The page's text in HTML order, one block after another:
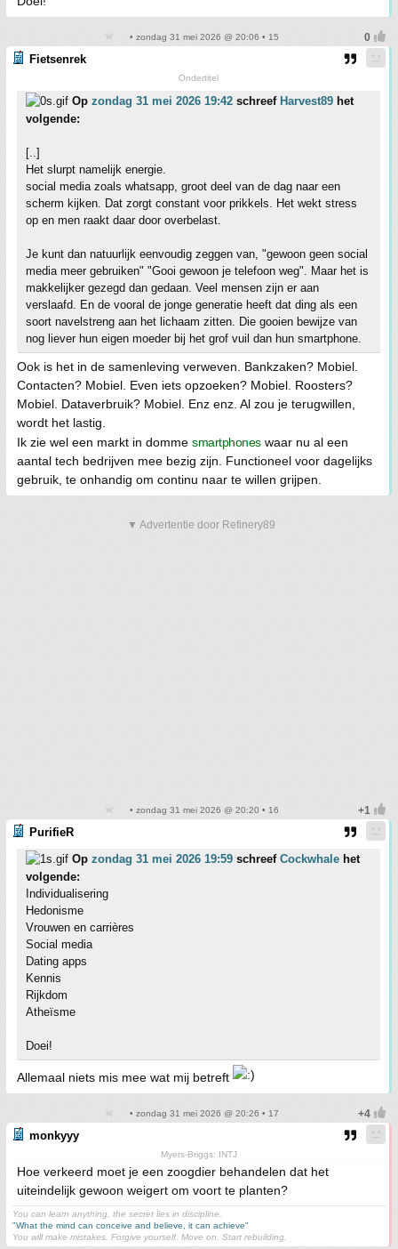
• zondag 31 mei 2026 @ 20:06 • 15
Fietsenrek
Ondertitel
Op zondag 31 mei 2026 19:42 schreef Harvest89 het
volgende:
[..]
Het slurpt namelijk energie.
social media zoals whatsapp, groot deel van de dag naar een
scherm kijken. Dat zorgt constant voor prikkels. Het wekt stress
op en men raakt daar door overbelast.
Je kunt dan natuurlijk eenvoudig zeggen van, "gewoon geen social
media meer gebruiken" "Gooi gewoon je telefoon weg". Maar het is
makkelijker gezegd dan gedaan. Veel mensen zijn er aan
verslaafd. En de vooral de jonge generatie heeft dat ding als een
soort navelstreng aan het lichaam zitten. Die gooien bewijze van
nog liever hun eigen moeder bij het grof vuil dan hun smartphone.
Ook is het in de samenleving verweven. Bankzaken? Mobiel.
Contacten? Mobiel. Even iets opzoeken? Mobiel. Roosters?
Mobiel. Dataverbruik? Mobiel. Enz enz. Al zou je terugwillen,
wordt het lastig.
Ik zie wel een markt in domme smartphoneswaar nu al een
aantal tech bedrijven mee bezig zijn. Functioneel voor dagelijks
gebruik, te onhandig om continu naar te willen grijpen.
▼ Advertentie door Refinery89
• zondag 31 mei 2026 @ 20:20 • 16
PurifieR
Op zondag 31 mei 2026 19:59 schreef Cockwhale het
volgende:
Individualisering
Hedonisme
Vrouwen en carrières
Social media
Dating apps
Kennis
Rijkdom
Atheïsme
Doei!
Allemaal niets mis mee wat mij betreft
• zondag 31 mei 2026 @ 20:26 • 17
monkyyy
Myers-Briggs: INTJ
Hoe verkeerd moet je een zoogdier behandelen dat het
uiteindelijk gewoon weigert om voort te planten?
You can learn anything, the secret lies in discipline.
"What the mind can conceive and believe, it can achieve"
You will make mistakes. Forgive yourself. Move on. Start rebuilding.